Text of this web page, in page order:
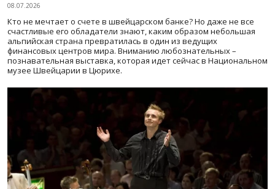
08.07.2026
Кто не мечтает о счете в швейцарском банке? Но даже не все
счастливые его обладатели знают, каким образом небольшая
альпийская страна превратилась в один из ведущих
финансовых центров мира. Вниманию любознательных –
познавательная выставка, которая идет сейчас в Национальном
музее Швейцарии в Цюрихе.